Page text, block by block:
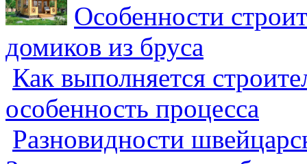
Особенности
домиков из бруса
Как выполняется
особенность процесса
Разновидности